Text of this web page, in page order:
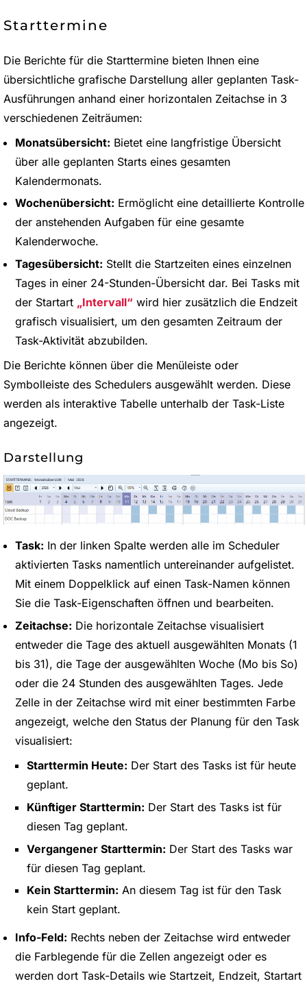
Starttermine
Die Berichte für die Starttermine bieten Ihnen eine
übersichtliche grafische Darstellung aller geplanten Task-
Ausführungen anhand einer horizontalen Zeitachse in 3
verschiedenen Zeiträumen:
Monatsübersicht: Bietet eine langfristige Übersicht
über alle geplanten Starts eines gesamten
Kalendermonats.
Wochenübersicht: Ermöglicht eine detaillierte Kontrolle
der anstehenden Aufgaben für eine gesamte
Kalenderwoche.
Tagesübersicht: Stellt die Startzeiten eines einzelnen
Tages in einer 24-Stunden-Übersicht dar. Bei Tasks mit
der Startart
Intervall
wird hier zusätzlich die Endzeit
grafisch visualisiert, um den gesamten Zeitraum der
Task-Aktivität abzubilden.
Die Berichte können über die Menüleiste oder
Symbolleiste des Schedulers ausgewählt werden. Diese
werden als interaktive Tabelle unterhalb der Task-Liste
angezeigt.
Darstellung
Task: In der linken Spalte werden alle im Scheduler
aktivierten Tasks namentlich untereinander aufgelistet.
Mit einem Doppelklick auf einen Task-Namen können
Sie die Task-Eigenschaften öffnen und bearbeiten.
Zeitachse: Die horizontale Zeitachse visualisiert
entweder die Tage des aktuell ausgewählten Monats (1
bis 31), die Tage der ausgewählten Woche (Mo bis So)
oder die 24 Stunden des ausgewählten Tages. Jede
Zelle in der Zeitachse wird mit einer bestimmten Farbe
angezeigt, welche den Status der Planung für den Task
visualisiert:
Starttermin Heute: Der Start des Tasks ist für heute
geplant.
Künftiger Starttermin: Der Start des Tasks ist für
diesen Tag geplant.
Vergangener Starttermin: Der Start des Tasks war
für diesen Tag geplant.
Kein Starttermin: An diesem Tag ist für den Task
kein Start geplant.
Info-Feld: Rechts neben der Zeitachse wird entweder
die Farblegende für die Zellen angezeigt oder es
werden dort Task-Details wie Startzeit, Endzeit, Startart